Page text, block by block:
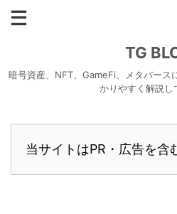
TG
暗号資産、NFT、GameFi、メタバース
かりやすく解説し
当サイトはPR・広告を含